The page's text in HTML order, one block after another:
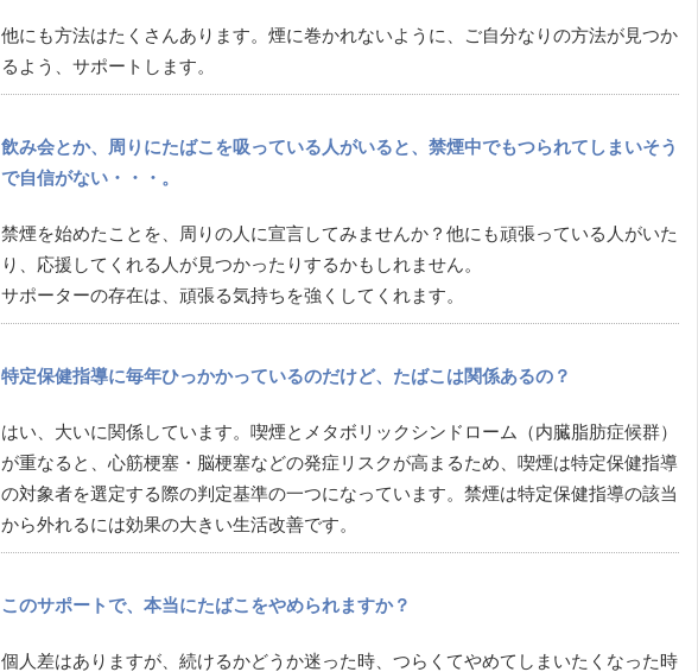
他にも方法はたくさんあります。煙に巻かれないように、ご自分なりの方法が見つか
るよう、サポートします。
飲み会とか、周りにたばこを吸っている人がいると、禁煙中でもつられてしまいそう
で自信がない・・・。
禁煙を始めたことを、周りの人に宣言してみませんか？他にも頑張っている人がいた
り、応援してくれる人が見つかったりするかもしれません。
サポーターの存在は、頑張る気持ちを強くしてくれます。
特定保健指導に毎年ひっかかっているのだけど、たばこは関係あるの？
はい、大いに関係しています。喫煙とメタボリックシンドローム（内臓脂肪症候群）
が重なると、心筋梗塞・脳梗塞などの発症リスクが高まるため、喫煙は特定保健指導
の対象者を選定する際の判定基準の一つになっています。禁煙は特定保健指導の該当
から外れるには効果の大きい生活改善です。
このサポートで、本当にたばこをやめられますか？
個人差はありますが、続けるかどうか迷った時、つらくてやめてしまいたくなった時